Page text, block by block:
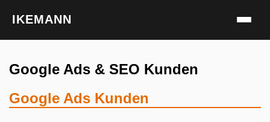
IKEMANN
Google Ads & SEO Kunden
Google Ads Kunden